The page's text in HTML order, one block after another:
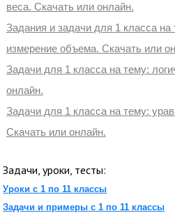
веса. Скачать или онлайн.
Задания и задачи для 1 класса
измерение объема. Скачать или
Задачи для 1 класса на тему:
онлайн.
Задачи для 1 класса на тему:
Скачать или онлайн.
Задачи, уроки, тесты:
Уроки с 1 по 11 классы
Задачи и примеры с 1 по 11 классы